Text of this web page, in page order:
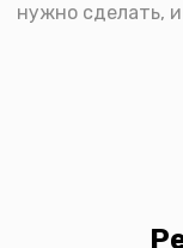
нужно сделать,